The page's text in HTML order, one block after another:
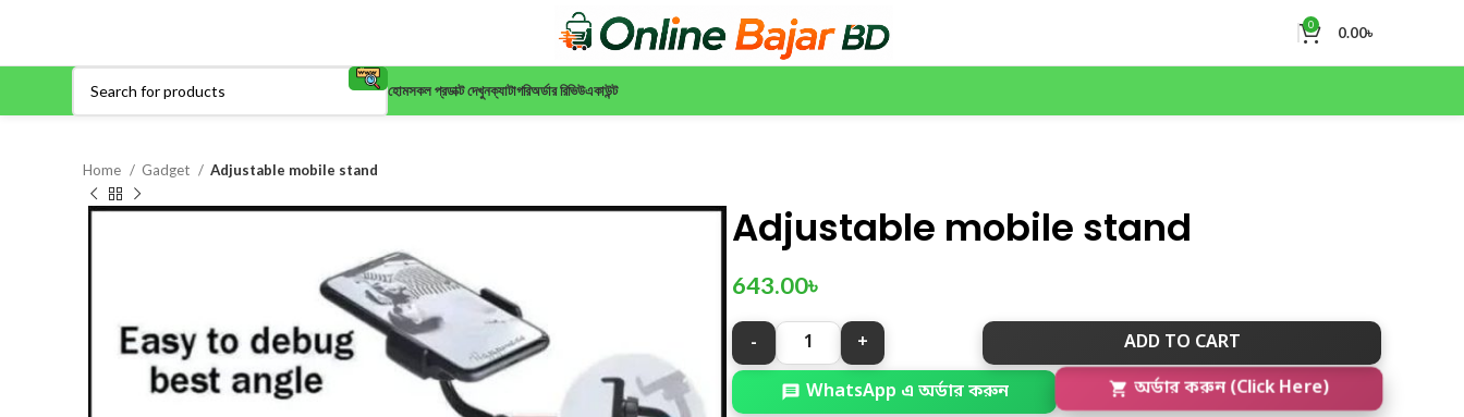
0 0.00৳
হোমসকল প্রডাক্ট দেখুনক্যাটাগরিঅর্ডার রিভিউএকাউন্ট
Home Gadget Adjustable mobile stand
Adjustable mobile stand
643.00৳
ADD TO CART
WhatsApp এ অর্ডার করুন অর্ডার করুন (Click Here)